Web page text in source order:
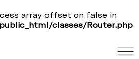
array offset on false in
classes/Router.php